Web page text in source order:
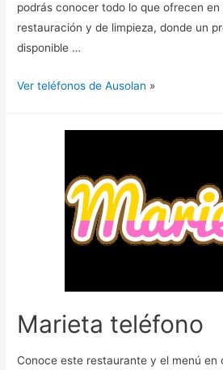
podrás conocer todo lo que ofrecen en
restauración y de limpieza, donde un
disponible …
Ver teléfonos de Ausolan »
Marieta teléfono
Conoce este restaurante y el menú en